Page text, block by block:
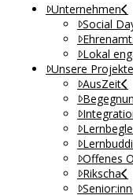
Unternehmen
Social
Lokal
Unsere Projekte
AusZeit
Offenes
Rikscha